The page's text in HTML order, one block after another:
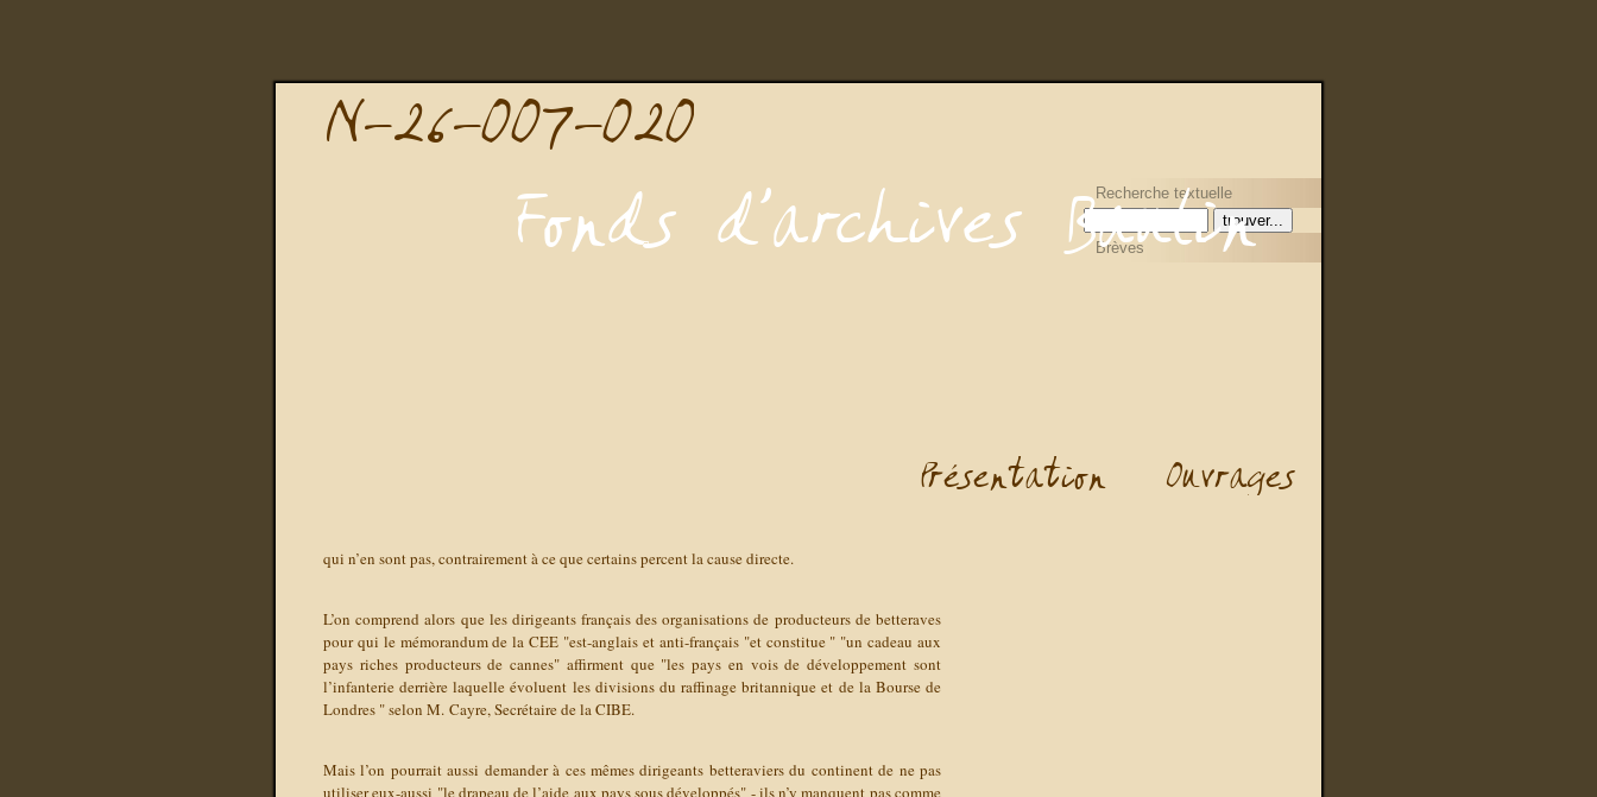
Recherche textuelle
Brèves
qui n’en sont pas, contrairement à ce que certains percent la cause directe.
L’on comprend alors que les dirigeants français des organisations de producteurs de betteraves
pour qui le mémorandum de la CEE "est-anglais et anti-français "et constitue " "un cadeau aux
pays riches producteurs de cannes" affirment que "les pays en vois de développement sont
l’infanterie derrière laquelle évoluent les divisions du raffinage britannique et de la Bourse de
Londres " selon M. Cayre, Secrétaire de la CIBE.
Mais l’on pourrait aussi demander à ces mêmes dirigeants betteraviers du continent de ne pas